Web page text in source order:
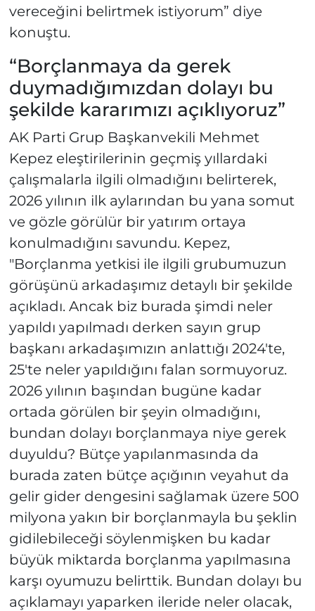
vereceğini belirtmek istiyorum” diye
konuştu.
“Borçlanmaya da gerek
duymadığımızdan dolayı bu
şekilde kararımızı açıklıyoruz”
AK Parti Grup Başkanvekili Mehmet
Kepez eleştirilerinin geçmiş yıllardaki
çalışmalarla ilgili olmadığını belirterek,
2026 yılının ilk aylarından bu yana somut
ve gözle görülür bir yatırım ortaya
konulmadığını savundu. Kepez,
"Borçlanma yetkisi ile ilgili grubumuzun
görüşünü arkadaşımız detaylı bir şekilde
açıkladı. Ancak biz burada şimdi neler
yapıldı yapılmadı derken sayın grup
başkanı arkadaşımızın anlattığı 2024'te,
25'te neler yapıldığını falan sormuyoruz.
2026 yılının başından bugüne kadar
ortada görülen bir şeyin olmadığını,
bundan dolayı borçlanmaya niye gerek
duyuldu? Bütçe yapılanmasında da
burada zaten bütçe açığının veyahut da
gelir gider dengesini sağlamak üzere 500
milyona yakın bir borçlanmayla bu şeklin
gidilebileceği söylenmişken bu kadar
büyük miktarda borçlanma yapılmasına
karşı oyumuzu belirttik. Bundan dolayı bu
açıklamayı yaparken ileride neler olacak,